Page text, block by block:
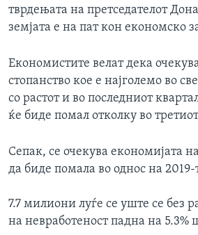
тврдењата на претседателот
земјата е на пат кон економско
Економистите велат дека
стопанство кое е најголемо во
со растот и во последниот
ќе биде помал отколку во
Сепак, се очекува економијата
да биде помала во однос на 2019-
7.7 милиони луѓе се уште се без
на невработеност падна на 5.3%